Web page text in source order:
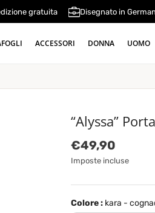
gratuita Disegnato in
ACCESSORI DONNA UOMO
“Alyssa”
Prezzo
€49,90
Imposte incluse
Colore : kara -